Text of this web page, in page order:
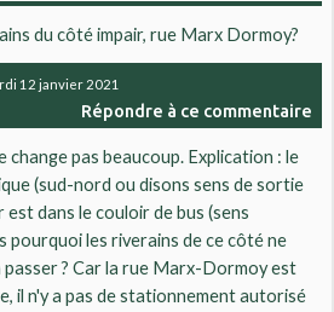
du côté impair, rue Marx Dormoy?
12 janvier 2021
Répondre à ce commentaire
change pas beaucoup. Explication : le
(sud-nord ou disons sens de sortie
est dans le couloir de bus (sens
pourquoi les riverains de ce côté ne
? Car la rue Marx-Dormoy est
il n'y a pas de stationnement autorisé